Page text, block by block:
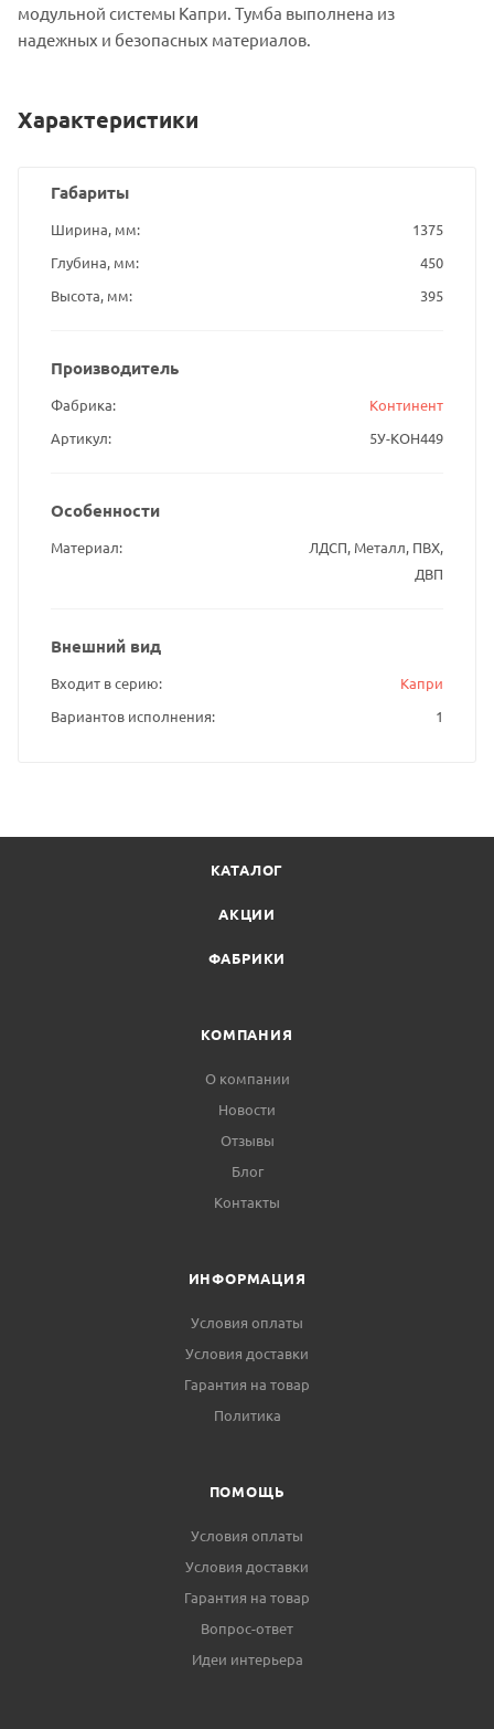
модульной системы Капри. Тумба выполнена из
надежных и безопасных материалов.
Характеристики
Габариты
Ширина, мм
1375
Глубина, мм
450
Высота, мм
395
Производитель
Фабрика
Континент
Артикул
5У-КОН449
Особенности
Материал
ЛДСП, Металл, ПВХ,
ДВП
Внешний вид
Входит в серию
Капри
Вариантов исполнения
1
КАТАЛОГ
АКЦИИ
ФАБРИКИ
КОМПАНИЯ
О компании
Новости
Отзывы
Блог
Контакты
ИНФОРМАЦИЯ
Условия оплаты
Условия доставки
Гарантия на товар
Политика
ПОМОЩЬ
Условия оплаты
Условия доставки
Гарантия на товар
Вопрос-ответ
Идеи интерьера